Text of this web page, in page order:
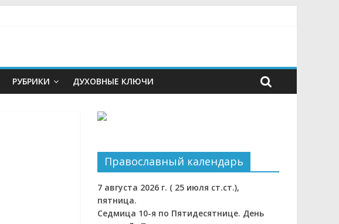
РУБРИКИ ДУХОВНЫЕ КЛЮЧИ
Православный календарь
7 августа 2026 г. ( 25 июля ст.ст.),
пятница.
Седмица 10-я по Пятидесятнице. День